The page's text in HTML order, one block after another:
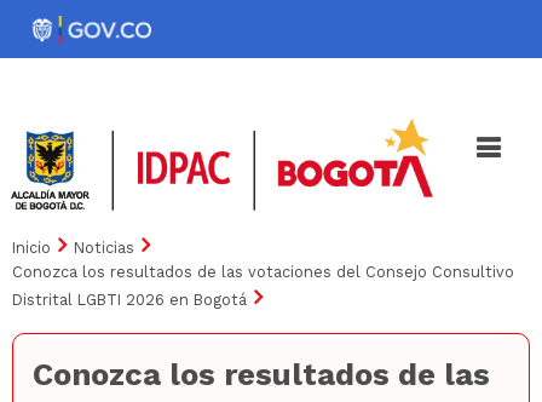
Pasar
Noticias Iniciativas
Inicio
Noticias
Conozca los resultados de las votaciones del Consejo Consultivo
Distrital LGBTI 2026 en Bogotá
Conozca los resultados de las